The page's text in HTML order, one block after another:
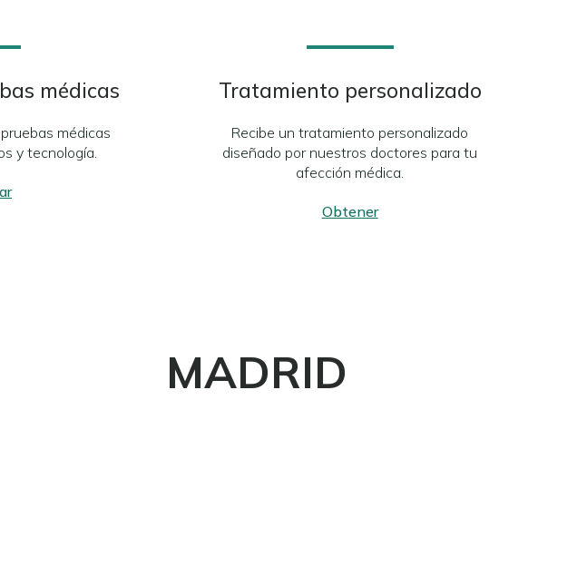
médicas
médicas
y tecnología.
Tratamiento personalizado
Recibe un tratamiento personalizado
diseñado por nuestros doctores para tu
afección médica.
Obtener
MADRID